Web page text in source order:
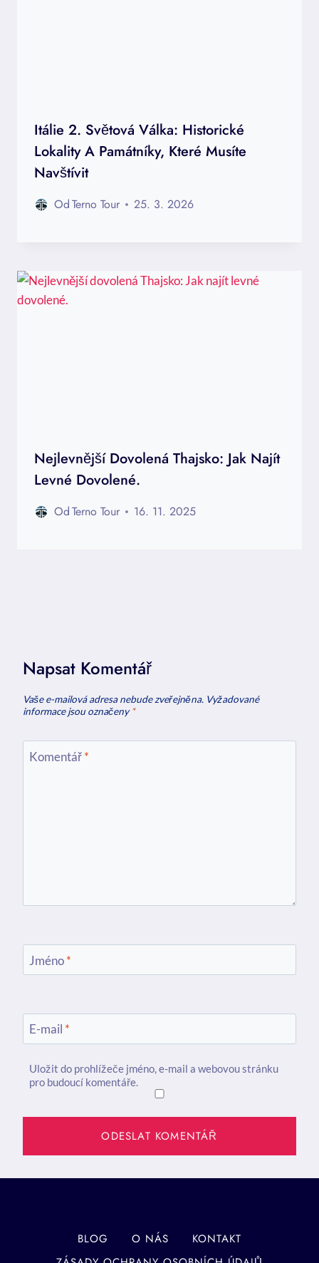
Itálie 2. Světová Válka: Historické
Lokality A Památníky, Které Musíte
Navštívit
OdTerno Tour 25. 3. 2026
Nejlevnější Dovolená Thajsko: Jak Najít
Levné Dovolené.
OdTerno Tour 16. 11. 2025
Napsat Komentář
Vaše e-mailová adresa nebude zveřejněna. Vyžadované
informace jsou označeny*
Komentář*
Jméno*
E-mail *
Uložit do prohlížeče jméno, e-mail a webovou stránku
pro budoucí komentáře.
BLOG O NÁS
KONTAKT